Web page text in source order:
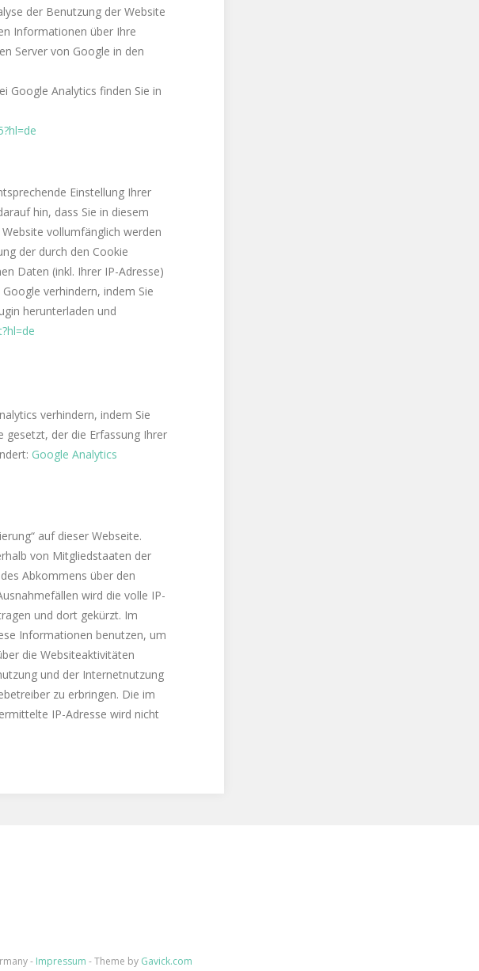
der Benutzung der Website
Informationen über Ihre
Server von Google in den
Google Analytics finden Sie in
Einstellung Ihrer
hin, dass Sie in diesem
vollumfänglich werden
der durch den Cookie
Daten (inkl. Ihrer IP-Adresse)
verhindern, indem Sie
herunterladen und
verhindern, indem Sie
gesetzt, der die Erfassung Ihrer
Google Analytics
auf dieser Webseite.
von Mitgliedstaaten der
Abkommens über den
wird die volle IP-
und dort gekürzt. Im
Informationen benutzen, um
die Websiteaktivitäten
und der Internetnutzung
zu erbringen. Die im
IP-Adresse wird nicht
- Impressum - Theme by Gavick.com